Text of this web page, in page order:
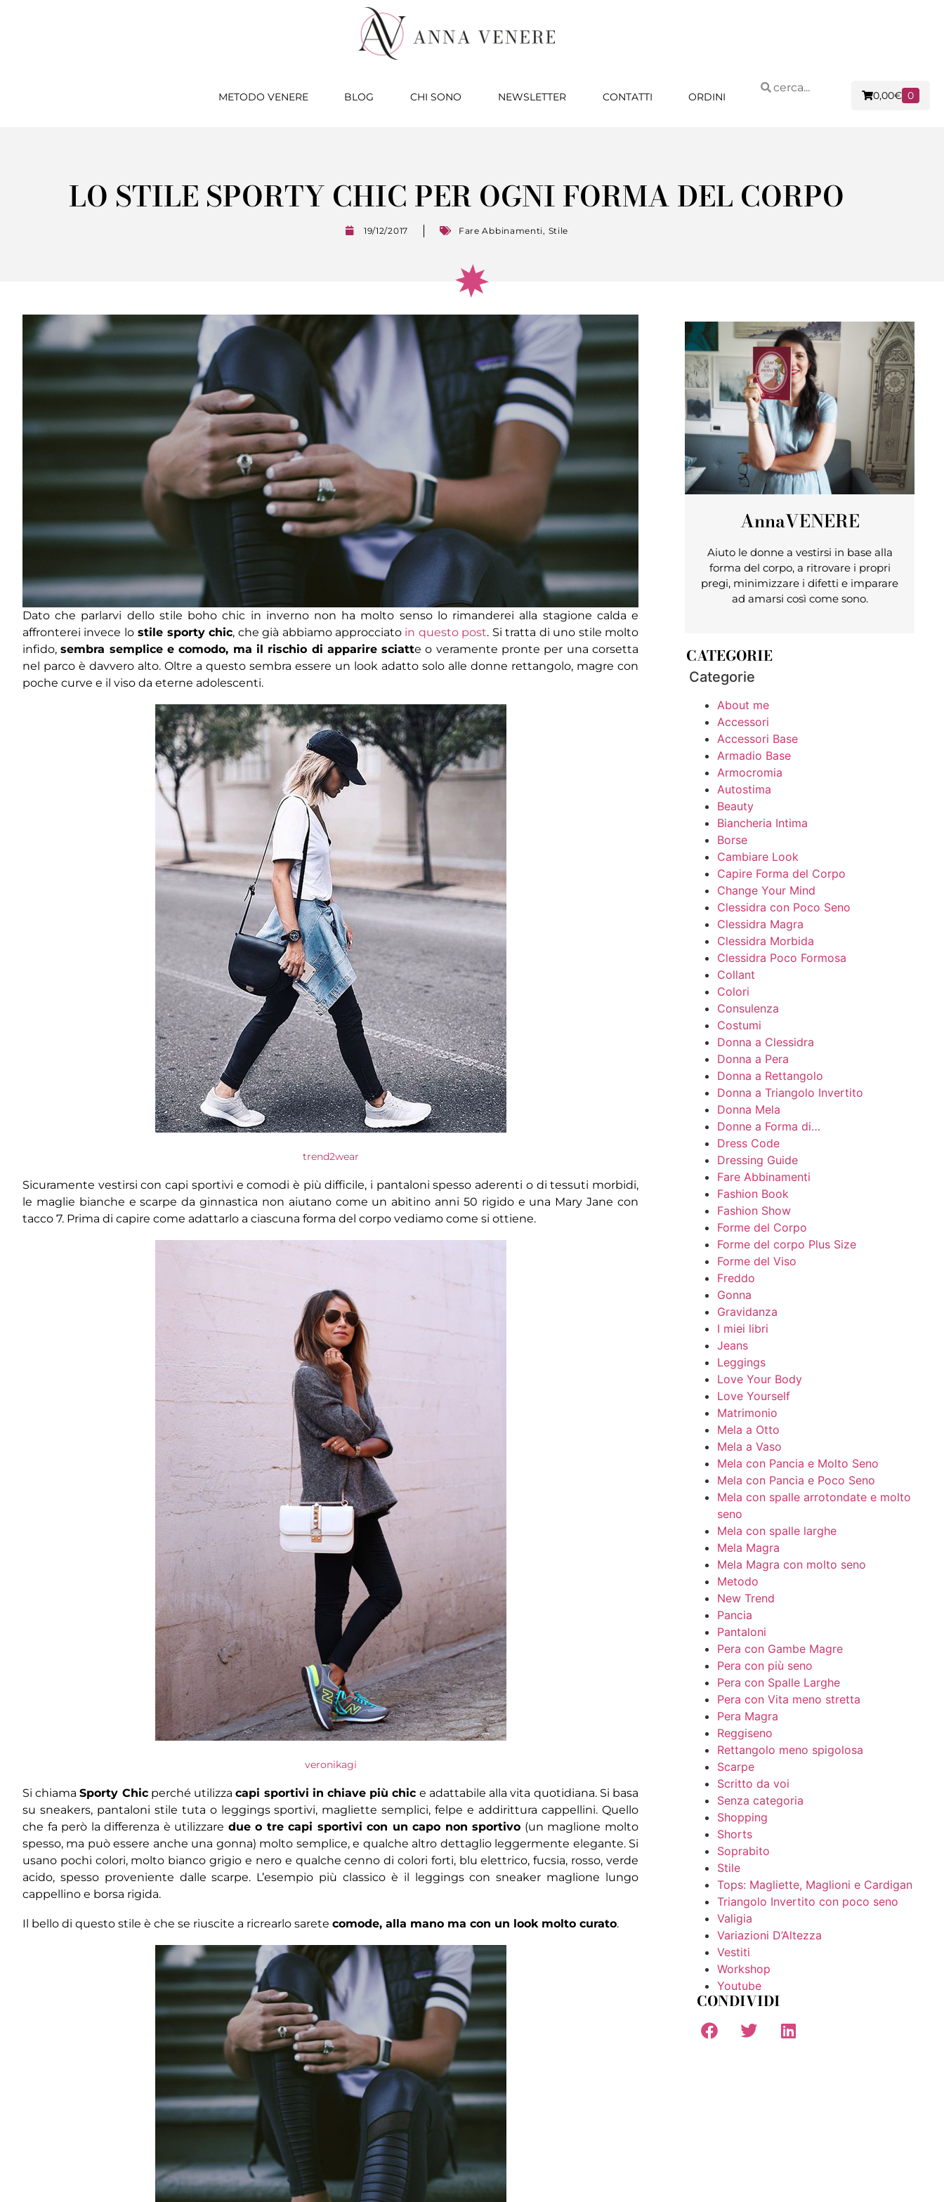
METODO VENERE BLOG CHI SONO NEWSLETTER CONTATTI ORDINI 0,00€ 0
LO STILE SPORTY CHIC PER OGNI FORMA DEL CORPO
19/12/2017 Fare Abbinamenti, Stile
Dato che parlarvi dello stile boho chic in inverno non ha molto senso lo rimanderei alla stagione calda e
affronterei invece lostile sporty chic, che già abbiamo approcciato in questo post. Si tratta di uno stile molto
infido,sembra semplice e comodo, ma il rischio di apparire sciatte o veramente pronte per una corsetta
nel parco è davvero alto. Oltre a questo sembra essere un look adatto solo alle donne rettangolo, magre con
poche curve e il viso da eterne adolescenti.
trend2wear
Sicuramente vestirsi con capi sportivi e comodi è più difficile, i pantaloni spesso aderenti o di tessuti morbidi,
le maglie bianche e scarpe da ginnastica non aiutano come un abitino anni 50 rigido e una Mary Jane con
tacco 7. Prima di capire come adattarlo a ciascuna forma del corpo vediamo come si ottiene.
veronikagi
Si chiamaSporty Chicperché utilizzacapi sportivi in chiave più chic e adattabile alla vita quotidiana. Si basa
su sneakers, pantaloni stile tuta o leggings sportivi, magliette semplici, felpe e addirittura cappellini. Quello
che fa però la differenza è utilizzare due o tre capi sportivi con un capo non sportivo (un maglione molto
spesso, ma può essere anche una gonna) molto semplice, e qualche altro dettaglio leggermente elegante. Si
usano pochi colori, molto bianco grigio e nero e qualche cenno di colori forti, blu elettrico, fucsia, rosso, verde
acido, spesso proveniente dalle scarpe. L’esempio più classico è il leggings con sneaker maglione lungo
cappellino e borsa rigida.
Il bello di questo stile è che se riuscite a ricrearlo sarete comode, alla mano ma con un look molto curato.
AnnaVENERE
Aiuto le donne a vestirsi in base alla
forma del corpo, a ritrovare i propri
pregi, minimizzare i difetti e imparare
ad amarsi così come sono.
CATEGORIE
Categorie
About me
Accessori
Accessori Base
Armadio Base
Armocromia
Autostima
Beauty
Biancheria Intima
Borse
Cambiare Look
Capire Forma del Corpo
Change Your Mind
Clessidra con Poco Seno
Clessidra Magra
Clessidra Morbida
Clessidra Poco Formosa
Collant
Colori
Consulenza
Costumi
Donna a Clessidra
Donna a Pera
Donna a Rettangolo
Donna a Triangolo Invertito
Donna Mela
Donne a Forma di…
Dress Code
Dressing Guide
Fare Abbinamenti
Fashion Book
Fashion Show
Forme del Corpo
Forme del corpo Plus Size
Forme del Viso
Freddo
Gonna
Gravidanza
I miei libri
Jeans
Leggings
Love Your Body
Love Yourself
Matrimonio
Mela a Otto
Mela a Vaso
Mela con Pancia e Molto Seno
Mela con Pancia e Poco Seno
Mela con spalle arrotondate e molto
seno
Mela con spalle larghe
Mela Magra
Mela Magra con molto seno
Metodo
New Trend
Pancia
Pantaloni
Pera con Gambe Magre
Pera con più seno
Pera con Spalle Larghe
Pera con Vita meno stretta
Pera Magra
Reggiseno
Rettangolo meno spigolosa
Scarpe
Scritto da voi
Senza categoria
Shopping
Shorts
Soprabito
Stile
Tops: Magliette, Maglioni e Cardigan
Triangolo Invertito con poco seno
Valigia
Variazioni D’Altezza
Vestiti
Workshop
Youtube
CONDIVIDI